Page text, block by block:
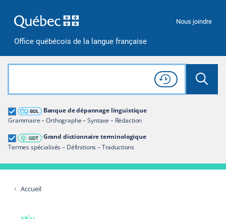
Office québécois de la langue française
Nous joindre
Rechercher dans tout le site
Lancer
Consulter l'
Historique
de recherche
Banque de dépannage linguistique
Grammaire – Orthographe – Syntaxe – Rédaction
Grand dictionnaire terminologique
Termes spécialisés – Définitions – Traductions
Grand dictionnaire terminologique
Restreindre aux termes
Accueil